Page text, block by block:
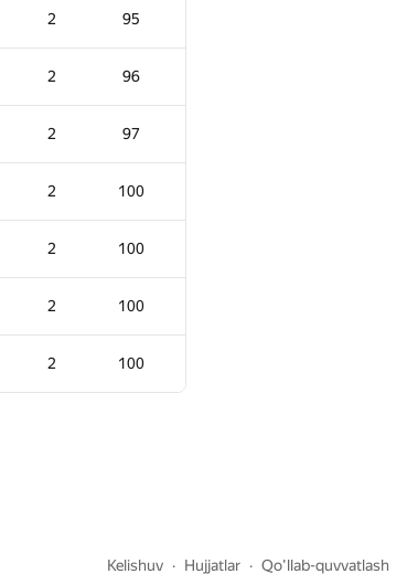
2 95
2 96
2 97
2 100
2 100
2 100
2 100
2 83
2 83
2 83
2 84
2 84
2 84
2 84
Kelishuv Hujjatlar Qo'llab-quvvatlash